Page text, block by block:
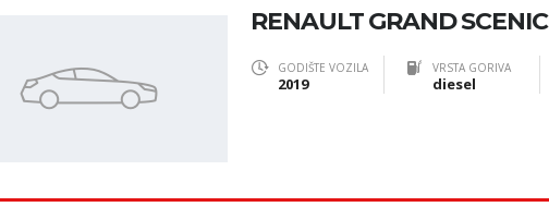
RENAULT GRAND SCENIC
GODIŠTE VOZILA
2019
VRSTA GORIVA
diesel